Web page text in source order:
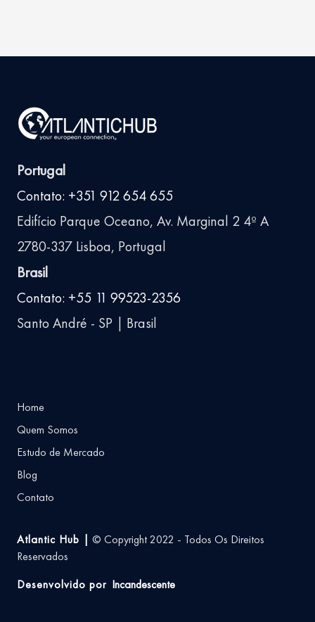
Portugal
Contato: +351 912 654 655
Edifício Parque Oceano, Av. Marginal 2 4º A
2780-337 Lisboa, Portugal
Brasil
Contato: +55 11 99523-2356
Santo André - SP | Brasil
Home
Quem Somos
Estudo de Mercado
Blog
Contato
Atlantic Hub |
© Copyright 2022 - Todos Os Direitos
Reservados
Desenvolvido por Incandescente